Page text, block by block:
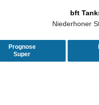
bft
Niederhoner
Prognose
Super